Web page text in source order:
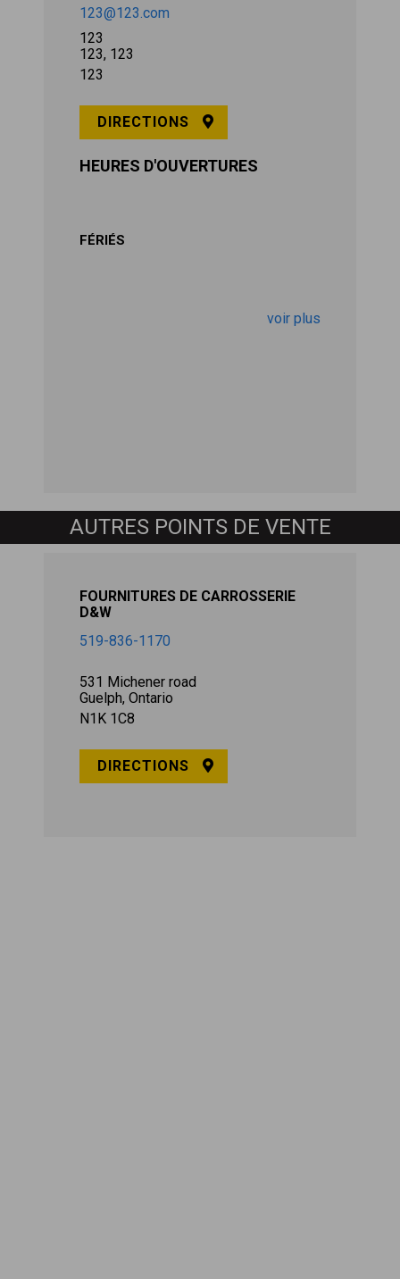
123@123.com
123
123, 123
123
DIRECTIONS
HEURES D'OUVERTURES
FÉRIÉS
voir plus
AUTRES POINTS DE VENTE
FOURNITURES DE CARROSSERIE
D&W
519-836-1170
531 Michener road
Guelph, Ontario
N1K 1C8
DIRECTIONS